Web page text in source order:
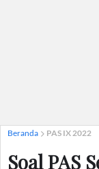
Beranda PAS IX 2022
Soal PAS